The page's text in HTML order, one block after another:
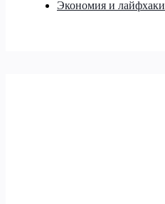
Экономия и лайфхаки